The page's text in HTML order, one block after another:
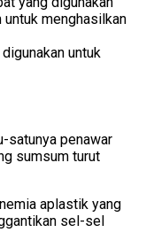
menghasilkan
untuk
satunya penawar
sumsum turut
aplastik yang
sel-sel